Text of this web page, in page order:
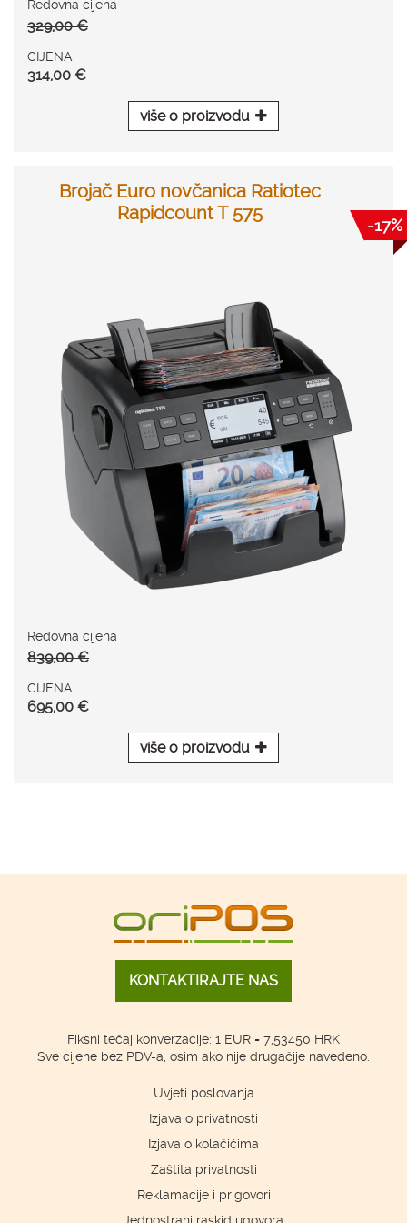
Redovna cijena
329,00 €
CIJENA
314,00 €
više o proizvodu
Brojač Euro novčanica Ratiotec
Rapidcount T 575
Redovna cijena
839,00 €
CIJENA
695,00 €
više o proizvodu
-17%
KONTAKTIRAJTE NAS
Fiksni tečaj konverzacije: 1 EUR = 7,53450 HRK
Sve cijene bez PDV-a, osim ako nije drugačije navedeno.
Uvjeti poslovanja
Izjava o privatnosti
Izjava o kolačićima
Zaštita privatnosti
Reklamacije i prigovori
Jednostrani raskid ugovora